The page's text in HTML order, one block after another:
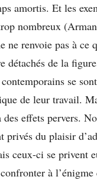
amortis. Et les
nombreux
ne renvoie pas à ce
détachés de la
se
de leur travail.
effets pervers.
privés du plaisir
ceux-ci se privent
à